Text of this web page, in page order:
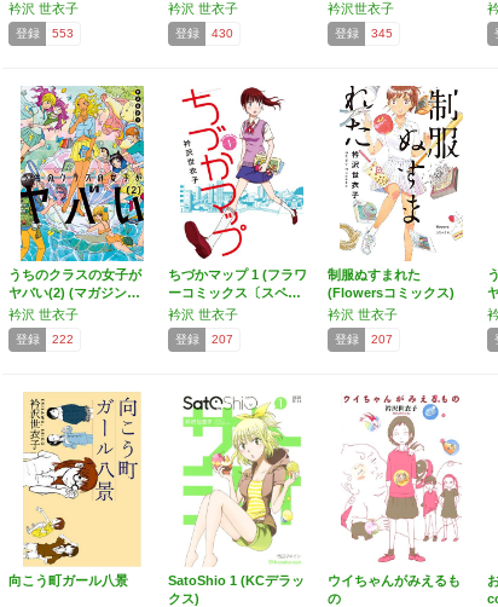
衿沢 世衣子
登録 553
衿沢 世衣子
登録 430
衿沢世衣子
登録 345
うちのクラスの女子が
ヤバい(2) (マガジン…
衿沢 世衣子
登録 222
ちづかマップ 1 (フラワ
ーコミックス〔スペ…
衿沢 世衣子
登録 207
制服ぬすまれた
(Flowersコミックス)
衿沢 世衣子
登録 207
向こう町ガール八景
SatoShio 1 (KCデラッ
クス)
ウイちゃんがみえるも
の